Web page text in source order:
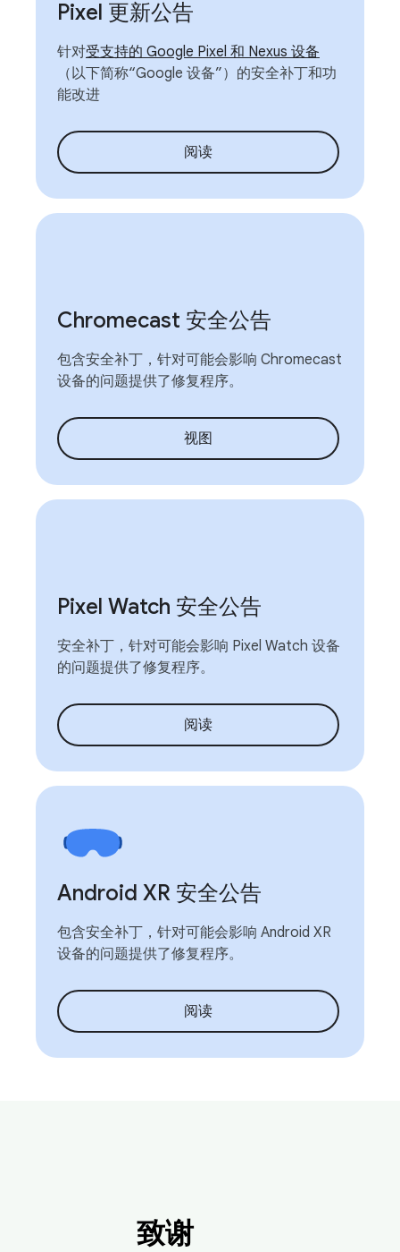
Pixel 更新公告
针对受支持的 Google Pixel 和 Nexus 设备
（以下简称“Google 设备”）的安全补丁和功
能改进
阅读
Chromecast 安全公告
包含安全补丁，针对可能会影响 Chromecast
设备的问题提供了修复程序。
视图
Pixel Watch 安全公告
安全补丁，针对可能会影响 Pixel Watch 设备
的问题提供了修复程序。
阅读
Android XR 安全公告
包含安全补丁，针对可能会影响 Android XR
设备的问题提供了修复程序。
阅读
致谢